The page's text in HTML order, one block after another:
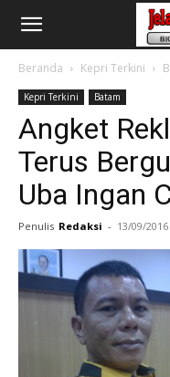
Beranda Kepri Terkini
Kepri Terkini Batam
Angket
Terus
Uba Ingan
Penulis Redaksi - 13/09/2016